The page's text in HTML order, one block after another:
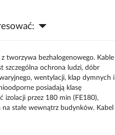
tworzywa bezhalogenowego. Kable
szczególna ochrona ludzi, dóbr
wentylacji, klap dymnych i
posiadają klasę
izolacji przez 180 min (FE180),
stałe wewnątrz budynków. Kabel